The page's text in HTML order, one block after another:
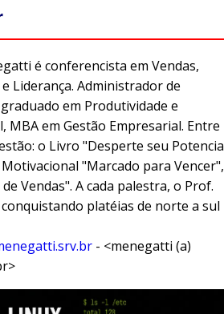
é conferencista em Vendas,
Liderança. Administrador de
em Produtividade e
MBA em Gestão Empresarial. Entre
o Livro "Desperte seu
Motivacional "Marcado para Vencer",
Vendas". A cada palestra, o Prof.
platéias de norte a sul
- <menegatti (a)